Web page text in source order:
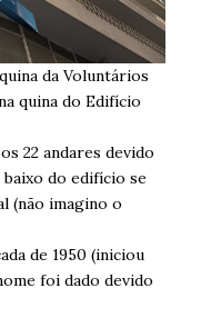
da Voluntários
quina do Edifício
22 andares devido
baixo do edifício se
(não imagino o
de 1950 (iniciou
foi dado devido